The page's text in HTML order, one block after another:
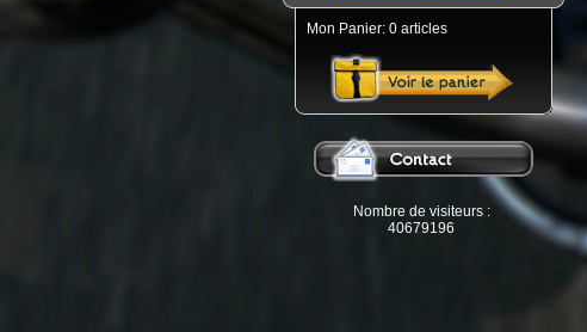
Mon Panier: 0 articles
Nombre de visiteurs :
40679196